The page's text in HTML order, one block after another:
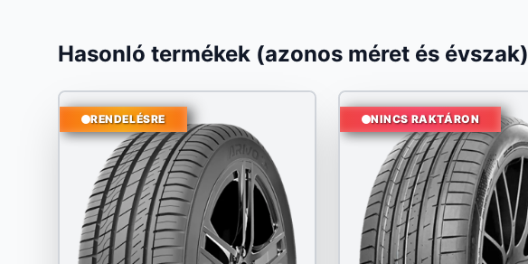
Hasonló termékek (azonos méret és évszak)
RENDELÉSRE NINCS RAKTÁRON